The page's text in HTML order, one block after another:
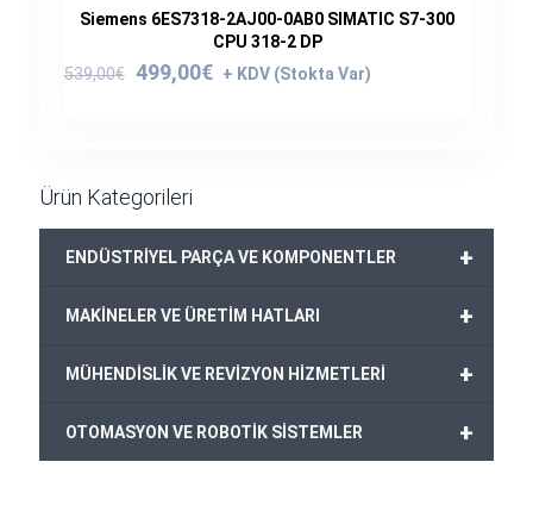
Siemens 6ES7318-2AJ00-0AB0 SIMATIC S7-300
CPU 318-2 DP
539,00€ Orijinal
499,00€
Şu
Ürün Kategorileri
+
ENDÜSTRİYEL PARÇA VE KOMPONENTLER
+
MAKİNELER VE ÜRETİM HATLARI
+
MÜHENDİSLİK VE REVİZYON HİZMETLERİ
+
OTOMASYON VE ROBOTİK SİSTEMLER